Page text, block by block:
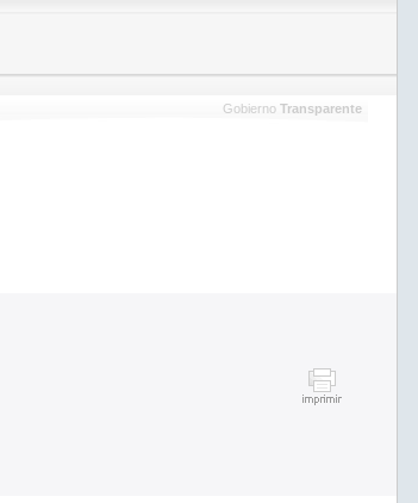
Gobierno Transparente